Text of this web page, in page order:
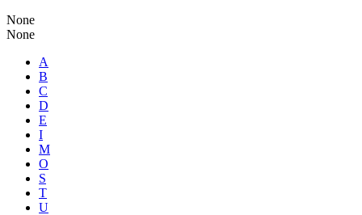
None
None
A
B
C
D
E
I
M
O
S
T
U